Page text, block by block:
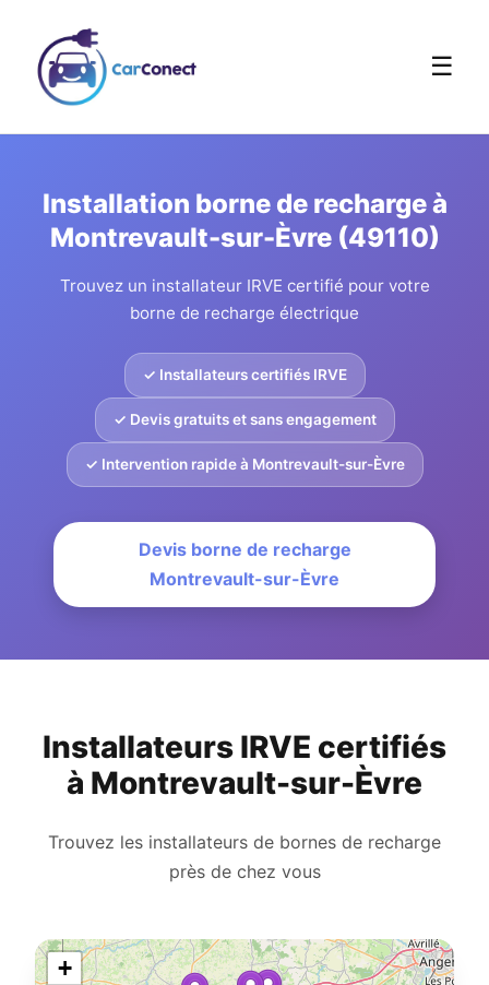
☰
Installation borne de recharge à
Montrevault-sur-Èvre (49110)
Trouvez un installateur IRVE certifié pour votre
borne de recharge électrique
✓ Installateurs certifiés IRVE
✓ Devis gratuits et sans engagement
✓ Intervention rapide à Montrevault-sur-Èvre
Devis borne de recharge
Montrevault-sur-Èvre
Installateurs IRVE certifiés
à Montrevault-sur-Èvre
Trouvez les installateurs de bornes de recharge
près de chez vous
+